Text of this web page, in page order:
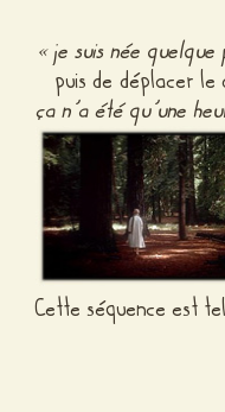
« je suis née
puis de déplacer le
ça n’a été qu’une
Cette séquence est